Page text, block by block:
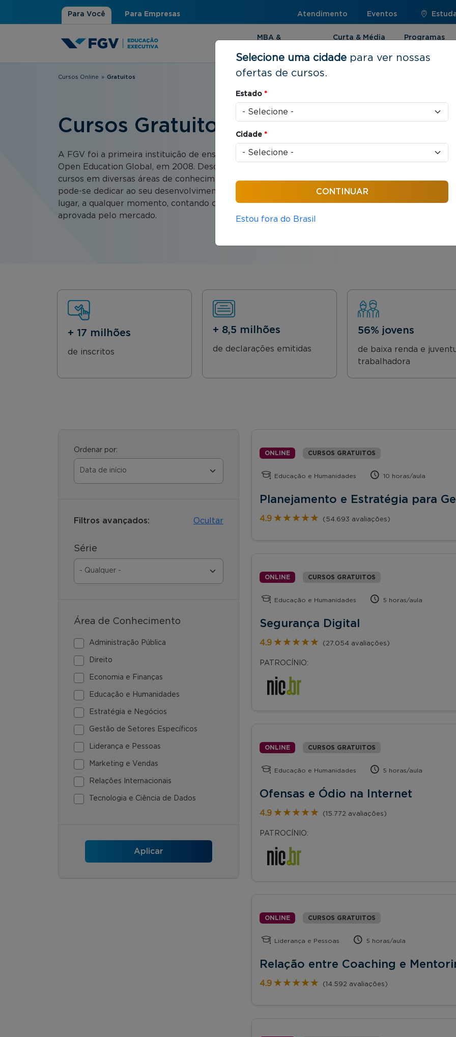
Para Você Para Empresas Atendimento Eventos
MBA &
Curta & Média
Programas
Você está aqui
Cursos Online » Gratuitos
Cursos Gratuitos
A FGV foi a primeira instituição de ensino brasileira a integrar o consórcio OEG –
Open Education Global, em 2008. Desde então, tem-se dedicado a disponibilizar
cursos em diversas áreas de conhecimento. Com conteúdo 100% online, você
pode-se dedicar ao seu desenvolvimento pessoal e profissional de qualquer
lugar, a qualquer momento, contando com a qualidade FGV já reconhecida e
aprovada pelo mercado.
+ 17 milhões
de inscritos
+ 8,5 milhões
de declarações emitidas
56% jovens
de baixa renda e
trabalhadora
Ordenar por:
Filtros avançados: Ocultar
Série
Área de Conhecimento
Administração Pública
Direito
Economia e Finanças
Educação e Humanidades
Estratégia e Negócios
Gestão de Setores Específicos
Liderança e Pessoas
Marketing e Vendas
Relações Internacionais
Tecnologia e Ciência de Dados
ONLINE CURSOS GRATUITOS
Educação e Humanidades 10 horas/aula
Planejamento e Estratégia para
4.9 ★★★★★
★★★★★ (54.693 avaliações)
ONLINE CURSOS GRATUITOS
Educação e Humanidades 5 horas/aula
Segurança Digital
4.9 ★★★★★
★★★★★ (27.054 avaliações)
PATROCÍNIO:
ONLINE CURSOS GRATUITOS
Educação e Humanidades 5 horas/aula
Ofensas e Ódio na Internet
4.9 ★★★★★
★★★★★ (15.772 avaliações)
PATROCÍNIO:
ONLINE CURSOS GRATUITOS
Liderança e Pessoas 5 horas/aula
Relação entre Coaching e
4.9 ★★★★★
★★★★★ (14.592 avaliações)
Selecione uma cidade para ver nossas
ofertas de cursos.
Estado *
Cidade *
Estou fora do Brasil